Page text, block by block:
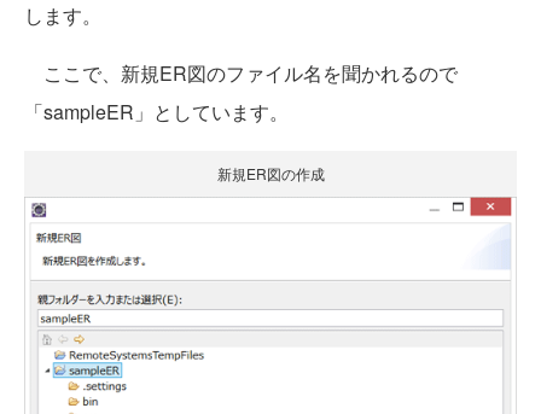
します。
ここで、新規ER図のファイル名を聞かれるので
「sampleER」としています。
新規ER図の作成